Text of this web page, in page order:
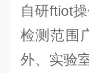
自研ftiot
检测范围
外、实验